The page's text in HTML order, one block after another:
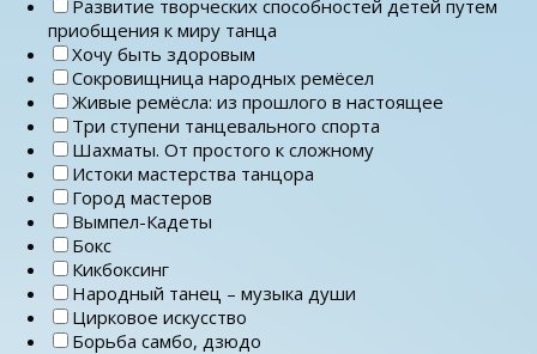
Развитие творческих способностей детей путем
приобщения к миру танца
Хочу быть здоровым
Сокровищница народных ремёсел
Живые ремёсла: из прошлого в настоящее
Три ступени танцевального спорта
Шахматы. От простого к сложному
Истоки мастерства танцора
Город мастеров
Вымпел-Кадеты
Бокс
Кикбоксинг
Народный танец – музыка души
Цирковое искусство
Борьба самбо, дзюдо